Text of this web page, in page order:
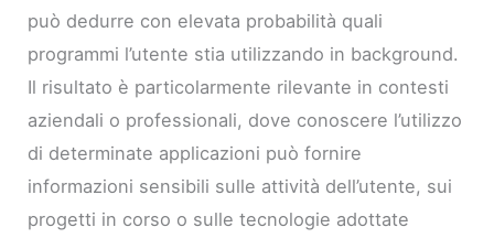
può dedurre con elevata probabilità quali
programmi l’utente stia utilizzando in background.
Il risultato è particolarmente rilevante in contesti
aziendali o professionali, dove conoscere l’utilizzo
di determinate applicazioni può fornire
informazioni sensibili sulle attività dell’utente, sui
progetti in corso o sulle tecnologie adottate